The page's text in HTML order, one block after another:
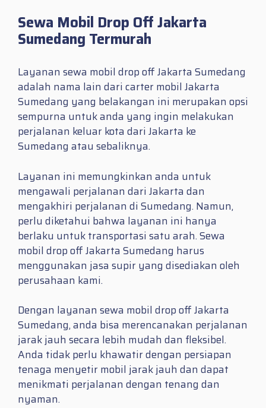
Sewa Mobil Drop Off Jakarta
Sumedang Termurah
Layanan sewa mobil drop off Jakarta Sumedang
adalah nama lain dari carter mobil Jakarta
Sumedang yang belakangan ini merupakan opsi
sempurna untuk anda yang ingin melakukan
perjalanan keluar kota dari Jakarta ke
Sumedang atau sebaliknya.
Layanan ini memungkinkan anda untuk
mengawali perjalanan dari Jakarta dan
mengakhiri perjalanan di Sumedang. Namun,
perlu diketahui bahwa layanan ini hanya
berlaku untuk transportasi satu arah. Sewa
mobil drop off Jakarta Sumedang harus
menggunakan jasa supir yang disediakan oleh
perusahaan kami.
Dengan layanan sewa mobil drop off Jakarta
Sumedang, anda bisa merencanakan perjalanan
jarak jauh secara lebih mudah dan fleksibel.
Anda tidak perlu khawatir dengan persiapan
tenaga menyetir mobil jarak jauh dan dapat
menikmati perjalanan dengan tenang dan
nyaman.